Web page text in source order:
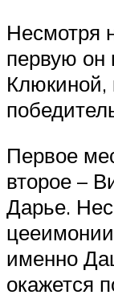
Несмотря
первую
Клюкиной,
Первое
второе –
Дарье.
именно
окажется